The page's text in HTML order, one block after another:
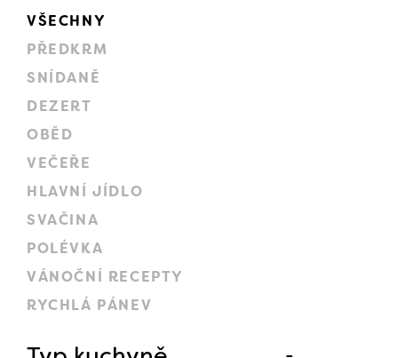
VŠECHNY
PŘEDKRM
SNÍDANĚ
DEZERT
OBĚD
VEČEŘE
HLAVNÍ JÍDLO
SVAČINA
POLÉVKA
VÁNOČNÍ RECEPTY
RYCHLÁ PÁNEV